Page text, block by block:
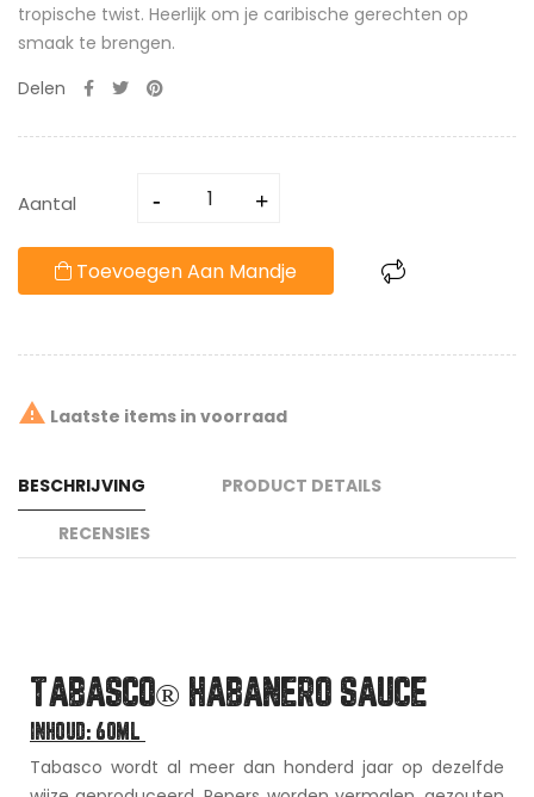
tropische twist. Heerlijk om je caribische gerechten op
smaak te brengen.
Delen
Aantal
Toevoegen Aan Mandje
 Laatste items in voorraad
BESCHRIJVING
PRODUCT DETAILS
RECENSIES
TABASCO® HABANERO SAUCE
INHOUD: 60ML
Tabasco wordt al meer dan honderd jaar op dezelfde